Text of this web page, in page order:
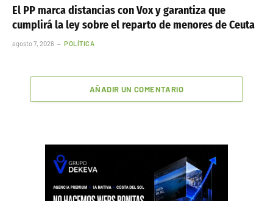
El PP marca distancias con Vox y garantiza que
cumplirá la ley sobre el reparto de menores de Ceuta
agosto 7, 2026 POLÍTICA
AÑADIR UN COMENTARIO